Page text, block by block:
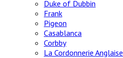
Duke of Dubbin
Frank
Pigeon
Casablanca
Corbby
La Cordonnerie Anglaise